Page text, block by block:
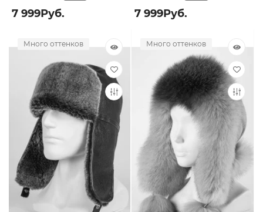
7 999Руб. 7 999Руб.
Много оттенков Много оттенков